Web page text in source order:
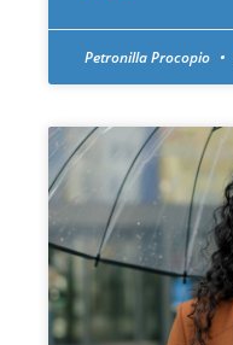
Petronilla Procopio